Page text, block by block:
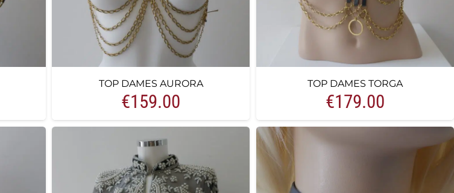
TOP DAMES AURORA
€159.00
TOP DAMES TORGA
€179.00